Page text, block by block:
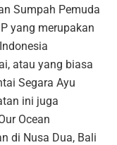
Sumpah Pemuda
yang merupakan
atau yang biasa
Segara Ayu
ini juga
Ocean
di Nusa Dua, Bali